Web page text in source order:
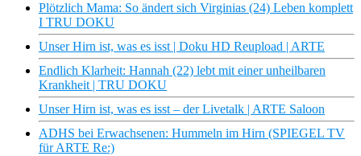
Plötzlich Mama: So ändert sich Virginias (24) Leben komplett
I TRU DOKU
Unser Hirn ist, was es isst | Doku HD Reupload | ARTE
Endlich Klarheit: Hannah (22) lebt mit einer unheilbaren
Krankheit | TRU DOKU
Unser Hirn ist, was es isst – der Livetalk | ARTE Saloon
ADHS bei Erwachsenen: Hummeln im Hirn (SPIEGEL TV
für ARTE Re:)